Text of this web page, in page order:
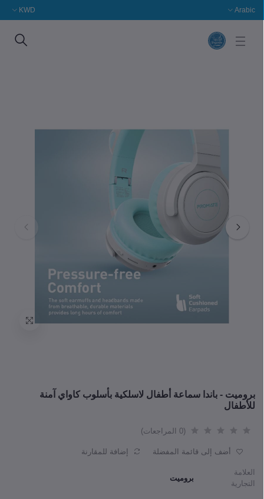
Arabic
KWD
بروميت - باندا سماعة أطفال لاسلكية بأسلوب كاواي آمنة
للأطفال
(0 المراجعات)
أضف إلى قائمة المفضلة إضافة للمقارنة
العلامة
التجارية
بروميت